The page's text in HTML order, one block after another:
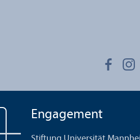
Engagement